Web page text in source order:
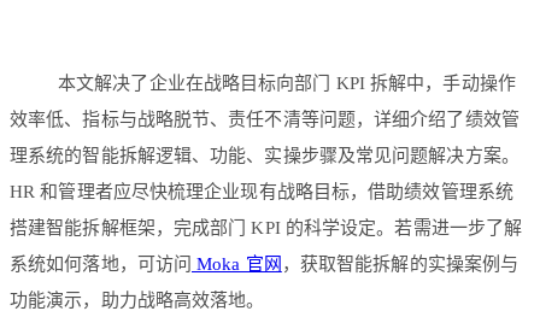
本文解决了企业在战略目标向部门 KPI 拆解中，手动操作
效率低、指标与战略脱节、责任不清等问题，详细介绍了绩效管
理系统的智能拆解逻辑、功能、实操步骤及常见问题解决方案。
HR 和管理者应尽快梳理企业现有战略目标，借助绩效管理系统
搭建智能拆解框架，完成部门 KPI 的科学设定。若需进一步了解
系统如何落地，可访问 Moka 官网 ，获取智能拆解的实操案例与
功能演示，助力战略高效落地。